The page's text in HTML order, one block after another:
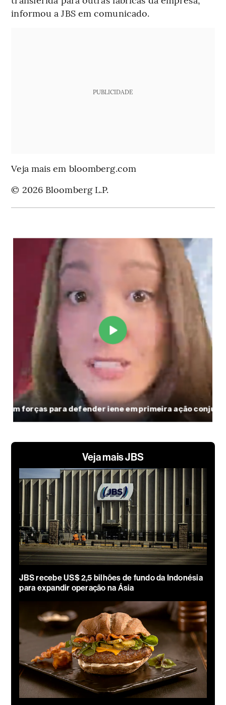
informou a JBS em comunicado.
PUBLICIDADE
Veja mais em bloomberg.com
© 2026 Bloomberg L.P.
Veja mais JBS
JBS recebe US$ 2,5 bilhões de fundo da Indonésia
para expandir operação na Ásia